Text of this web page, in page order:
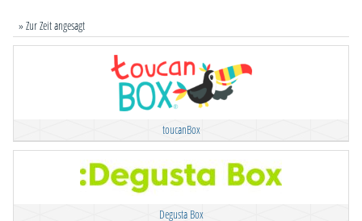
» Zur Zeit angesagt
toucanBox
Degusta Box